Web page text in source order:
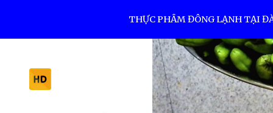
THỰC PHẨM ĐÔNG LẠNH TẠI